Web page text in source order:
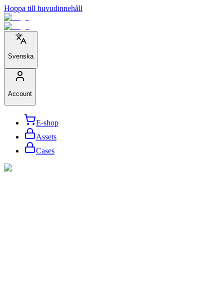
Hoppa till huvudinnehåll
Svenska
Account
E-shop
Assets
Cases